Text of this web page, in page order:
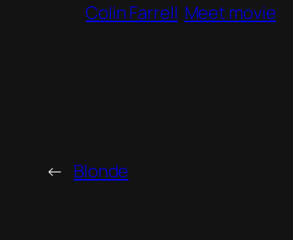
Colin Farrell Meet movie
← Blonde